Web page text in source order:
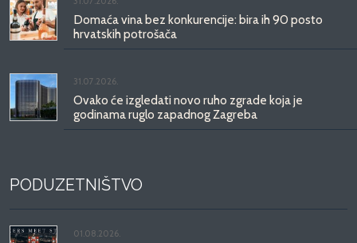
Domaća vina bez konkurencije: bira ih 90 posto
hrvatskih potrošača
31.07.2026.
Ovako će izgledati novo ruho zgrade koja je
godinama ruglo zapadnog Zagreba
PODUZETNIŠTVO
01.08.2026.